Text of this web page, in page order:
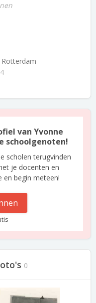
Rotterdam
van Yvonne
schoolgenoten!
scholen terugvinden
je docenten en
en begin meteen!
0